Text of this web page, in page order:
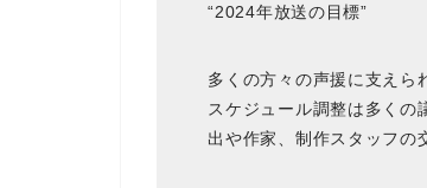
“2024年放送の目標”
多くの方々の声援に支えら
スケジュール調整は多くの
出や作家、制作スタッフの